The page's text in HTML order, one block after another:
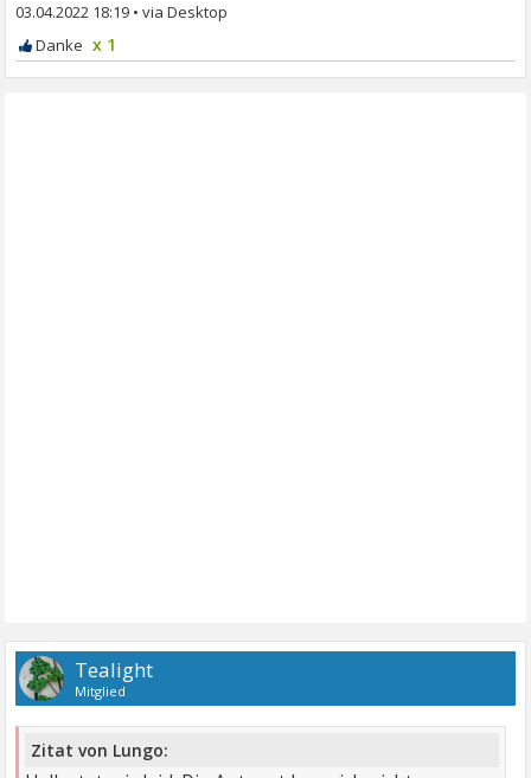
03.04.2022 18:19 •
x 1
Tealight
Mitglied
Zitat von Lungo: